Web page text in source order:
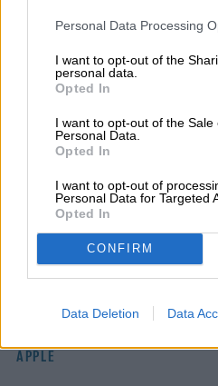
Personal Data Processing
I want to opt-out of the
personal data.
Opted In
I want to opt-out of the Sale
Personal Data.
Opted In
I want to opt-out of
Personal Data for Targeted
Opted In
CONFIRM
Data Deletion Data
Milenka Peña es
televisión, nominada a
por…
Topics
NoticiasTelefonía celular
Telefonía celular
APPLE